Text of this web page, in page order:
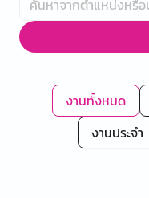
งานทั้งหมด
งานประจำ